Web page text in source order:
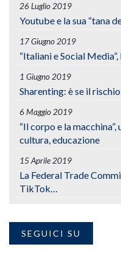
26 Luglio 2019
Youtube e la sua “tana
17 Giugno 2019
“Italiani e Social
1 Giugno 2019
Sharenting: è se il
6 Maggio 2019
“Il corpo e la
cultura, educazione
15 Aprile 2019
La Federal Trade
TikTok…
SEGUICI SU